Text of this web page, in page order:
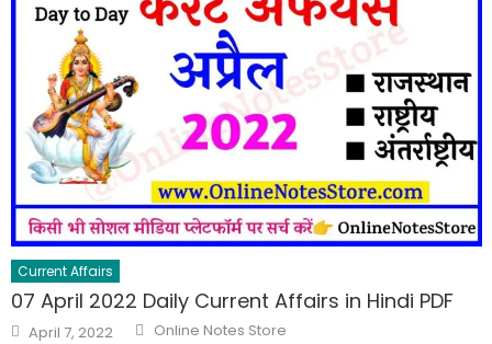
Current Affairs
07 April 2022 Daily Current Affairs in Hindi PDF
April 7, 2022 Online Notes Store